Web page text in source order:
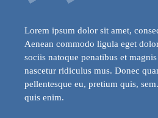
Lorem ipsum dolor sit amet,
Aenean commodo ligula eget
sociis natoque penatibus et
nascetur ridiculus mus. Donec
pellentesque eu, pretium quis,
quis enim.